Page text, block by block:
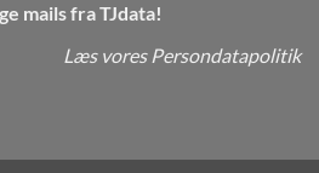
mails fra TJdata!
Læs vores Persondatapolitik